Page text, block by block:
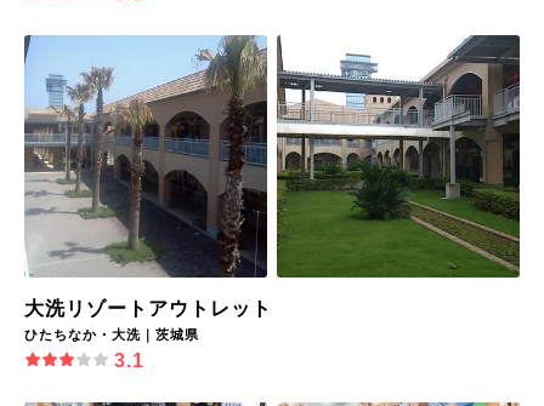
大洗リゾートアウトレット
ひたちなか・大洗｜茨城県
3.1